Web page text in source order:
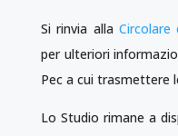
Si rinvia alla Circolare
per ulteriori
Pec a cui trasmettere
Lo Studio rimane a